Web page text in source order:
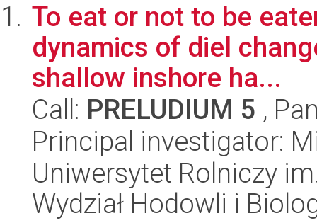
To eat or not to be
dynamics of diel
shallow inshore ha...
Call: PRELUDIUM 5 ,
Principal investigator:
Uniwersytet Rolniczy
Wydział Hodowli i